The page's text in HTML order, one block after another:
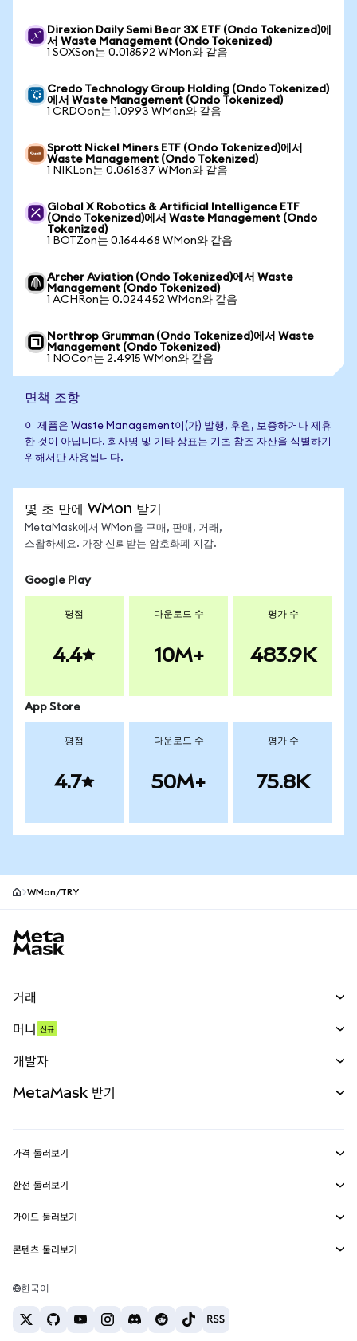
Direxion Daily Semi Bear 3X ETF (Ondo Tokenized)에
서 Waste Management (Ondo Tokenized)
1 SOXSon는 0.018592 WMon와 같음
Credo Technology Group Holding (Ondo Tokenized)
에서 Waste Management (Ondo Tokenized)
1 CRDOon는 1.0993 WMon와 같음
Sprott Nickel Miners ETF (Ondo Tokenized)에서
Waste Management (Ondo Tokenized)
1 NIKLon는 0.061637 WMon와 같음
Global X Robotics & Artificial Intelligence ETF
(Ondo Tokenized)에서 Waste Management (Ondo
Tokenized)
1 BOTZon는 0.164468 WMon와 같음
Archer Aviation (Ondo Tokenized)에서 Waste
Management (Ondo Tokenized)
1 ACHRon는 0.024452 WMon와 같음
Northrop Grumman (Ondo Tokenized)에서 Waste
Management (Ondo Tokenized)
1 NOCon는 2.4915 WMon와 같음
면책 조항
이 제품은 Waste Management이(가) 발행, 후원, 보증하거나 제휴
한 것이 아닙니다. 회사명 및 기타 상표는 기초 참조 자산을 식별하기
위해서만 사용됩니다.
몇 초 만에 WMon 받기
MetaMask에서 WMon을 구매, 판매, 거래,
스왑하세요. 가장 신뢰받는 암호화폐 지갑.
Google Play
평점
4.4
다운로드 수
10M+
평가 수
483.9K
App Store
평점
4.7
다운로드 수
50M+
평가 수
75.8K
WMon/TRY
거래
무기한 선물
실물자산
머니 신규
개발자
MetaMask Connect
Snaps
웹3 서비스
MetaMask 받기
보안
고객 지원
채용
가격 둘러보기
이더리움 가격
솔라나 가격
테더 가격
환전 둘러보기
ETH를 USD로 환전
USDT를 INR로 환전
BTC를 INR로 환전
ETH를 USDT로 환전
가이드 둘러보기
ETH 매수
USDT 매수
콘텐츠 둘러보기
솔라나 지갑
한국어